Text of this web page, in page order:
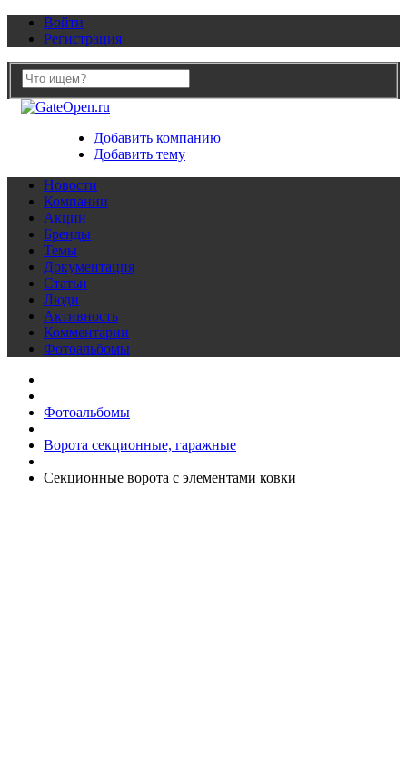
Войти
Регистрация
Добавить компанию
Добавить тему
Новости
Компании
Акции
Бренды
Темы
Документация
Статьи
Люди
Активность
Комментарии
Фотоальбомы
Фотоальбомы
Ворота секционные, гаражные
Секционные ворота с элементами ковки